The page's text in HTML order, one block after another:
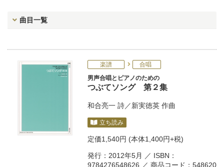
曲目一覧
楽譜
合唱
男声合唱とピアノのための
つぶてソング 第２集
和合亮一 詩／新実徳英 作曲
立ち読み
定価1,540円 (本体1,400円+税)
発行：2012年5月 ／ ISBN：
9784276548626 ／ 商品コード：548620